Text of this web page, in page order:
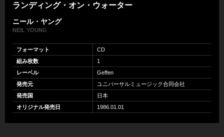
ランディング・オン・ウォーター
ニール・ヤング
NEIL YOUNG
フォーマット
CD
組み枚数
1
レーベル
Geffen
発売元
ユニバーサルミュージック合同会社
発売国
日本
オリジナル発売日
1986.01.01